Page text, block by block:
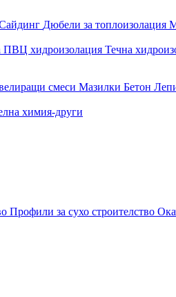
Дюбели за топлоизолация
ПВЦ хидроизолация Течна
смеси Мазилки Бетон
химия-други
Профили за сухо строителство